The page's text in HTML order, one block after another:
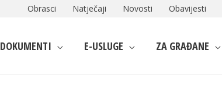
Obrasci Natječaji Novosti Obavijesti
DOKUMENTI E-USLUGE ZA GRAĐANE